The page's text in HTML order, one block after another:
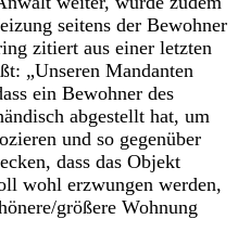
seitens der Bewohner
zitiert aus einer letzten
„Unseren Mandanten
ein Bewohner des
abgestellt hat, um
und so gegenüber
dass das Objekt
wohl erzwungen werden,
größere Wohnung